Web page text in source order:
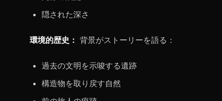
隠された深さ
環境的歴史： 背景がストーリーを語る：
過去の文明を示唆する遺跡
構造物を取り戻す自然